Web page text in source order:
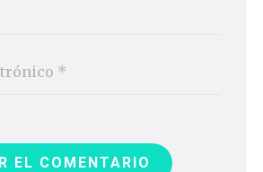
EL COMENTARIO